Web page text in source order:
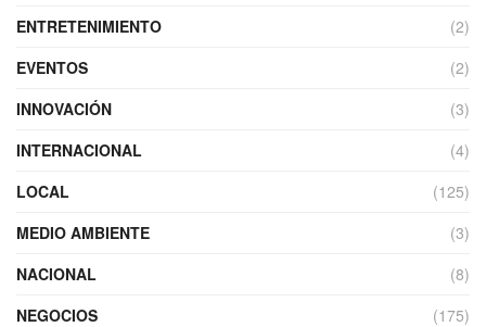
ENTRETENIMIENTO
(2)
EVENTOS
(2)
INNOVACIÓN
(3)
INTERNACIONAL
(4)
LOCAL
(125)
MEDIO AMBIENTE
(3)
NACIONAL
(8)
NEGOCIOS
(175)